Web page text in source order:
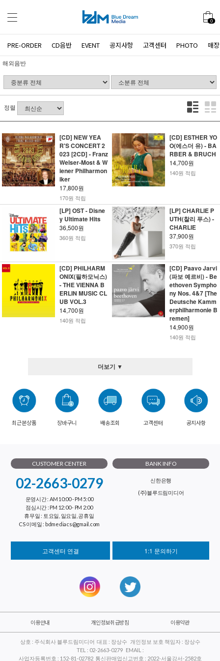
0
PRE-ORDER CD음반 EVENT 공지사항 고객센터 PHOTO 매
해외음반
정렬
[CD] NEW YEA
R'S CONCERT 2
023 [2CD] - Franz
Welser-Most & W
iener Philharmon
iker
17,800원
170원 적립
[CD] ESTHER YO
O(에스더 유) - BA
RBER & BRUCH
14,700원
140원 적립
[LP] OST - Disne
y Ultimate Hits
36,500원
360원 적립
[LP] CHARLIE P
UTH(찰리 푸스) -
CHARLIE
37,900원
370원 적립
[CD] PHILHARM
ONIX(필하모닉스)
- THE VIENNA B
ERLIN MUSIC CL
UB VOL.3
14,700원
140원 적립
[CD] Paavo Jarvi
(파보 예르비) - Be
ethoven Sympho
ny Nos. 4&7 [The
Deutsche Kamm
erphilharmonie B
remen]
14,900원
140원 적립
더보기 ▼
최근본상품 장바구니 배송조회 고객센터 공지사항
CUSTOMER CENTER
02-2663-0279
운영시간 : AM 10:00 - PM 5:00
점심시간 : PM 12:00 - PM 2:00
휴무일 : 토요일, 일요일, 공휴일
CS 이메일 : bdmediacs@gmail.com
BANK INFO
신한은행
(주)블루드림미디어
고객센터 연결 1:1 문의하기
이용안내 개인정보취급방침 이용약관
상호 : 주식회사 블루드림미디어 대표 : 장상수 개인정보 보호 책임자 : 장상수
TEL : 02-2663-0279 EMAIL :
사업자등록번호 : 152-81-02782 통신판매업신고번호 : 2022-서울강서-2582호